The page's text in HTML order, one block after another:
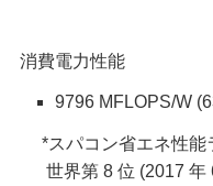
消費電力性能
9796 MFLOPS/W
*スパコン省エネ性能
世界第 8 位 (2017 年